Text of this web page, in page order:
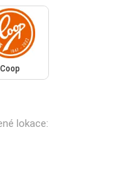
Coop
lokace: